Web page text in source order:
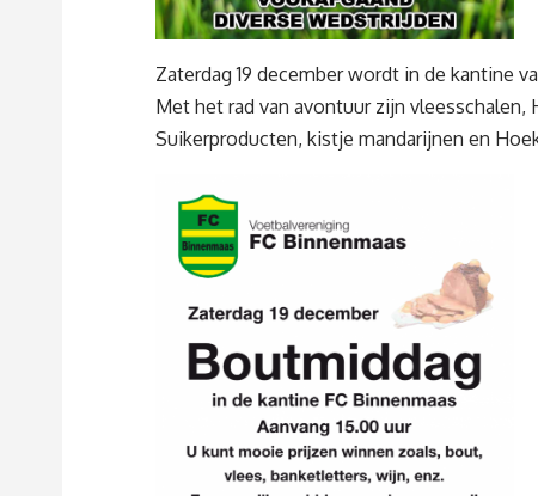
Zaterdag 19 december wordt in de kantine
Met het rad van avontuur zijn
Suikerproducten, kistje mandarijnen en